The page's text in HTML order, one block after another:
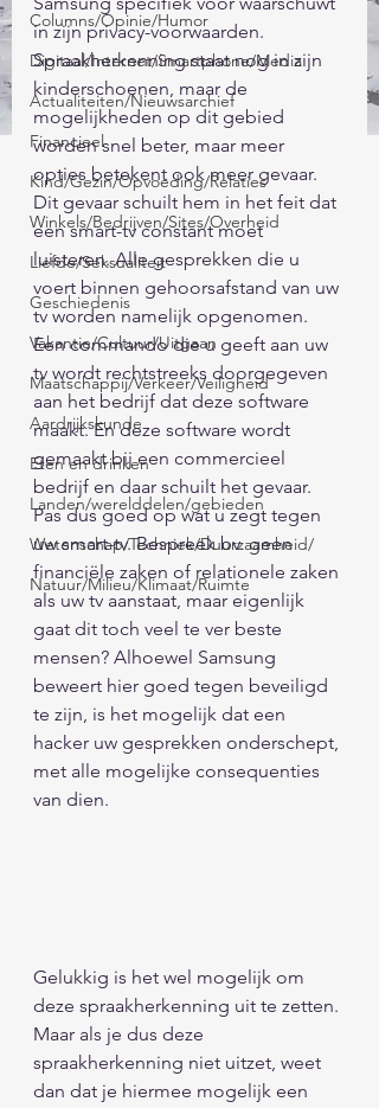
Columns/Opinie/Humor
Digitaal/Internet/Smartphone/Media
Actualiteiten/Nieuwsarchief
Financieel
Kind/Gezin/Opvoeding/Relaties
Winkels/Bedrijven/Sites/Overheid
Liefde/Seksualiteit
Geschiedenis
Vakantie/Cultuur/Uitgaan
Maatschappij/Verkeer/Veiligheid
Aardrijkskunde
Eten en drinken
Landen/werelddelen/gebieden
Wetenschap/Techniek/Duurzaamheid/
Natuur/Milieu/Klimaat/Ruimte
in zijn privacy-voorwaarden.
Spraakherkenning staat nog in zijn
kinderschoenen, maar de
mogelijkheden op dit gebied
worden snel beter, maar meer
opties betekent ook meer gevaar.
Dit gevaar schuilt hem in het feit dat
een smart-tv constant moet
luisteren. Alle gesprekken die u
voert binnen gehoorsafstand van uw
tv worden namelijk opgenomen.
Een commando die u geeft aan uw
tv wordt rechtstreeks doorgegeven
aan het bedrijf dat deze software
maakt. En deze software wordt
gemaakt bij een commercieel
bedrijf en daar schuilt het gevaar.
Pas dus goed op wat u zegt tegen
uw smart-tv. Bespreek bv. geen
financiële zaken of relationele zaken
als uw tv aanstaat, maar eigenlijk
gaat dit toch veel te ver beste
mensen? Alhoewel Samsung
beweert hier goed tegen beveiligd
te zijn, is het mogelijk dat een
hacker uw gesprekken onderschept,
met alle mogelijke consequenties
van dien.
Gelukkig is het wel mogelijk om
deze spraakherkenning uit te zetten.
Maar als je dus deze
spraakherkenning niet uitzet, weet
dan dat je hiermee mogelijk een